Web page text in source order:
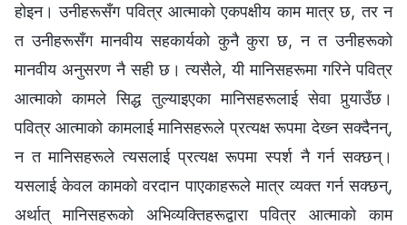
होइन। उनीहरूसँग पवित्र आत्माको एकपक्षीय काम मात्र छ, तर न
त उनीहरूसँग मानवीय सहकार्यको कुनै कुरा छ, न त उनीहरूको
मानवीय अनुसरण नै सही छ। त्यसैले, यी मानिसहरूमा गरिने पवित्र
आत्माको कामले सिद्ध तुल्याइएका मानिसहरूलाई सेवा पुर्‍याउँछ।
पवित्र आत्माको कामलाई मानिसहरूले प्रत्यक्ष रूपमा देख्‍न सक्दैनन्,
न त मानिसहरूले त्यसलाई प्रत्यक्ष रूपमा स्पर्श नै गर्न सक्छन्।
यसलाई केवल कामको वरदान पाएकाहरूले मात्र व्यक्त गर्न सक्छन्,
अर्थात् मानिसहरूको अभिव्यक्तिहरूद्वारा पवित्र आत्माको काम